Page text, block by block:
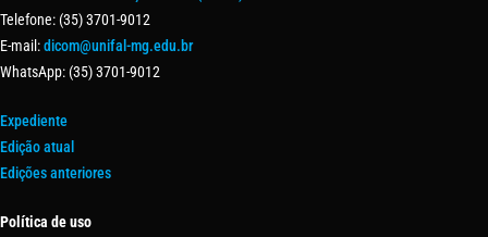
Telefone: (35) 3701-9012
E-mail:dicom@unifal-mg.edu.br
WhatsApp: (35) 3701-9012
Expediente
Edição atual
Edições anteriores
Política de uso